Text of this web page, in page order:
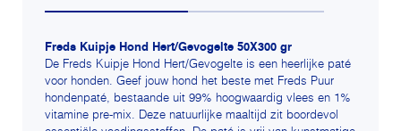
Freds Kuipje Hond Hert/Gevogelte 50X300 gr
De Freds Kuipje Hond Hert/Gevogelte is een heerlijke paté
voor honden. Geef jouw hond het beste met Freds Puur
hondenpaté, bestaande uit 99% hoogwaardig vlees en 1%
vitamine pre-mix. Deze natuurlijke maaltijd zit boordevol